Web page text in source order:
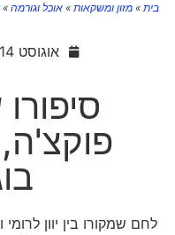
»מזון ומשקאות»אוכל וגורמה»
אוגוסט 14, 2021
פוקצ'ה,
לחם שמקורו בין יוון לרומי